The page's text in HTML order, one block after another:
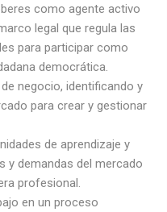
como agente activo
legal que regula las
para participar como
democrática.
negocio, identificando y
para crear y gestionar
de aprendizaje y
y demandas del mercado
profesional.
en un proceso